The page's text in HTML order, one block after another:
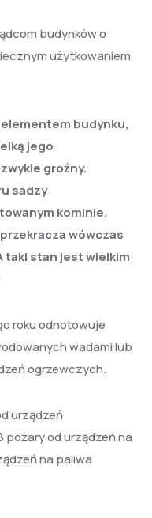
budynków o
użytkowaniem
budynku,
jego
groźny.
sadzy
kominie.
wówczas
taki stan jest wielkim
roku odnotowuje
wadami lub
ogrzewczych.
urządzeń
pożary od urządzeń na
na paliwa